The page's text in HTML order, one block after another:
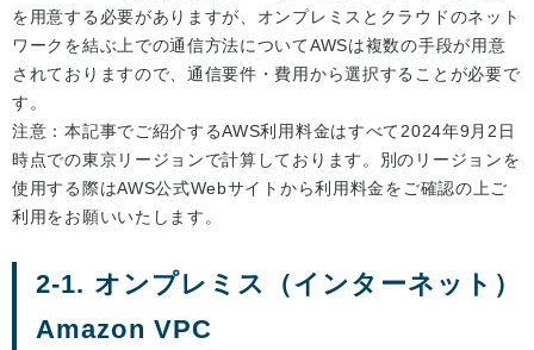
を用意する必要がありますが、オンプレミスとクラウドのネット
ワークを結ぶ上での通信方法についてAWSは複数の手段が用意
されておりますので、通信要件・費用から選択することが必要で
す。
注意：本記事でご紹介するAWS利用料金はすべて2024年9月2日
時点での東京リージョンで計算しております。別のリージョンを
使用する際はAWS公式Webサイトから利用料金をご確認の上ご
利用をお願いいたします。
2-1. オンプレミス（インターネット）
Amazon VPC